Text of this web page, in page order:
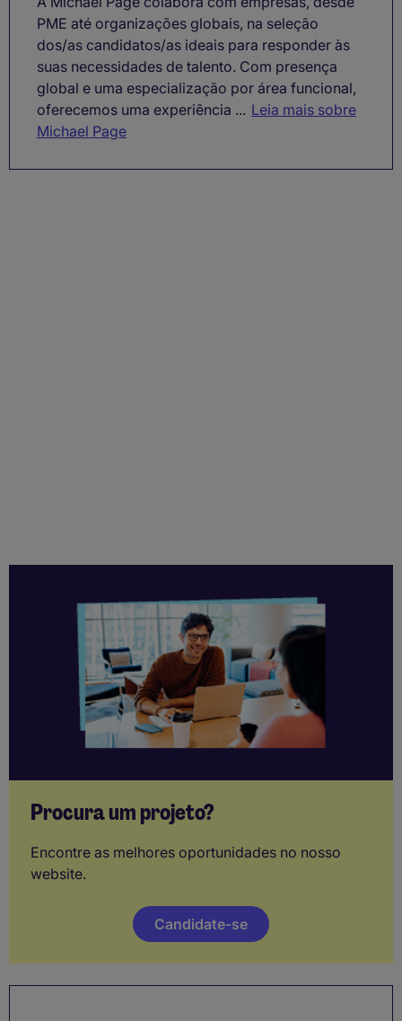
PME até organizações globais, na seleção
dos/as candidatos/as ideais para responder às
suas necessidades de talento. Com presença
global e uma especialização por área funcional,
oferecemos uma experiência ... Leia mais sobre
Michael Page
Procura um projeto?
Encontre as melhores oportunidades no nosso
website.
Candidate-se